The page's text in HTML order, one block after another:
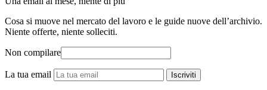
Cosa si muove nel mercato del lavoro e le guide nuove dell’archivio.
Niente offerte, niente solleciti.
Non compilare
La tua email Iscriviti